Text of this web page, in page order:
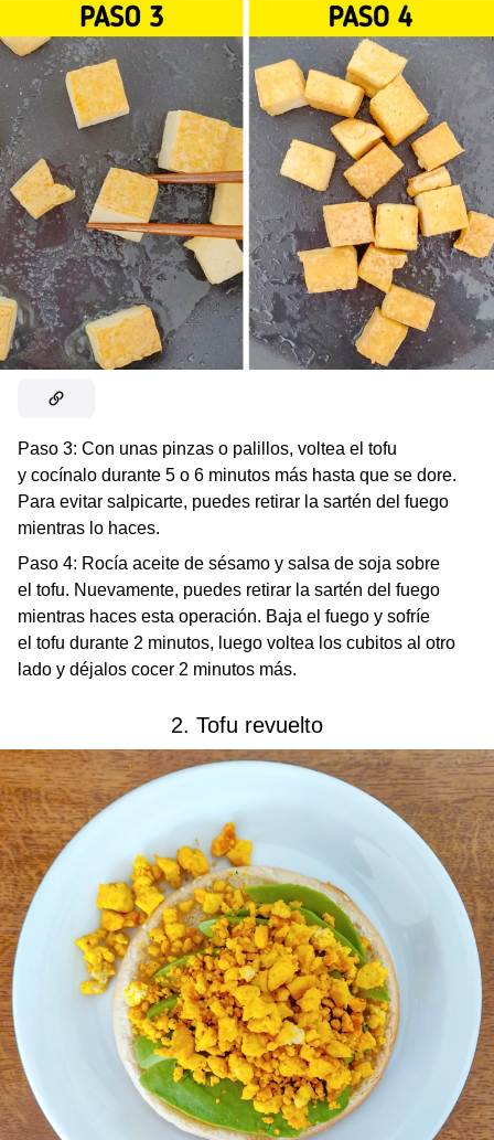
Paso 3: Con unas pinzas o palillos, voltea el tofu
y cocínalo durante 5 o 6 minutos más hasta que se dore.
Para evitar salpicarte, puedes retirar la sartén del fuego
mientras lo haces.
Paso 4: Rocía aceite de sésamo y salsa de soja sobre
el tofu. Nuevamente, puedes retirar la sartén del fuego
mientras haces esta operación. Baja el fuego y sofríe
el tofu durante 2 minutos, luego voltea los cubitos al otro
lado y déjalos cocer 2 minutos más.
2. Tofu revuelto